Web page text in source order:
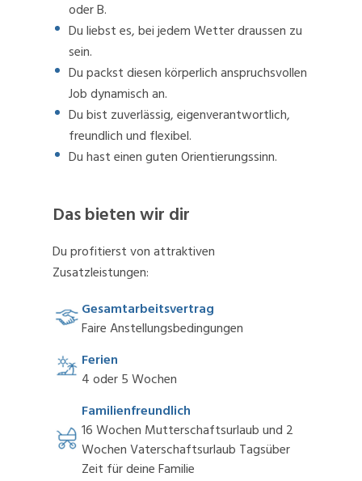
oder B.
Du liebst es, bei jedem Wetter draussen zu
sein.
Du packst diesen körperlich anspruchsvollen
Job dynamisch an.
Du bist zuverlässig, eigenverantwortlich,
freundlich und flexibel.
Du hast einen guten Orientierungssinn.
Das bieten wir dir
Du profitierst von attraktiven
Zusatzleistungen:
Gesamtarbeitsvertrag
Faire Anstellungsbedingungen
Ferien
4 oder 5 Wochen
Familienfreundlich
16 Wochen Mutterschaftsurlaub und 2
Wochen Vaterschaftsurlaub Tagsüber
Zeit für deine Familie